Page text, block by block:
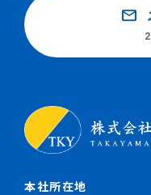
mail
本社所在地